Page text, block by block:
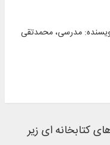
مدرسی، محمدتقی
کتابخانه ای زیر